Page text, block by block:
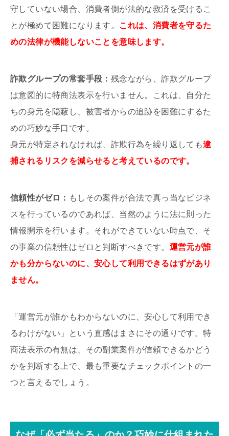
守していない場合、消費者側が法的な救済を受けるこ
とが極めて困難になります。 これは、消費者を守るた
めの法律が機能しないことを意味します。
詐欺グループの常套手段： 残念ながら、詐欺グループ
は意図的に特商法表示を行いません。これは、自分た
ちの身元を隠蔽し、被害者からの追跡を困難にするた
めの巧妙な手口です。
身元が特定されなければ、詐欺行為を繰り返しても逮
捕されるリスクを減らせると考えているのです。
信頼性がゼロ： もしその案件が合法で真っ当なビジネ
スを行っているのであれば、当然のように法に則った
情報開示を行います。それができていない時点で、そ
の事業の信頼性はゼロと判断すべきです。 運営元が誰
かも分からないのに、安心して利用できるはずがあり
ません。
「運営元が誰かもわからないのに、安心して利用でき
るわけがない」という直感はまさにその通りです。特
商法表示の有無は、その副業案件が信頼できるかどう
かを判断する上で、最も重要なチェックポイントの一
つと言えるでしょう。